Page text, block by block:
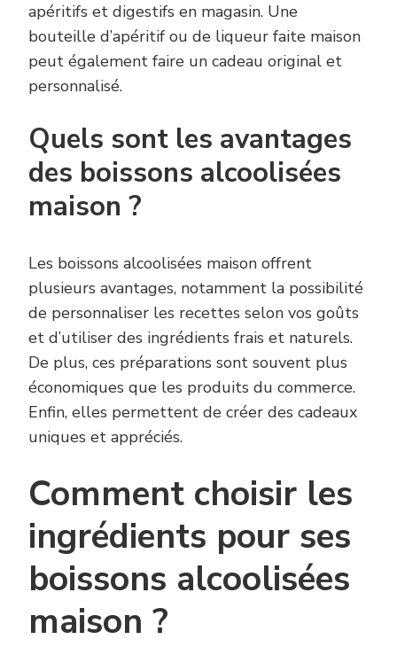
apéritifs et digestifs en magasin. Une
bouteille d’apéritif ou de liqueur faite maison
peut également faire un cadeau original et
personnalisé.
Quels sont les avantages
des boissons alcoolisées
maison ?
Les boissons alcoolisées maison offrent
plusieurs avantages, notamment la possibilité
de personnaliser les recettes selon vos goûts
et d’utiliser des ingrédients frais et naturels.
De plus, ces préparations sont souvent plus
économiques que les produits du commerce.
Enfin, elles permettent de créer des cadeaux
uniques et appréciés.
Comment choisir les
ingrédients pour ses
boissons alcoolisées
maison ?